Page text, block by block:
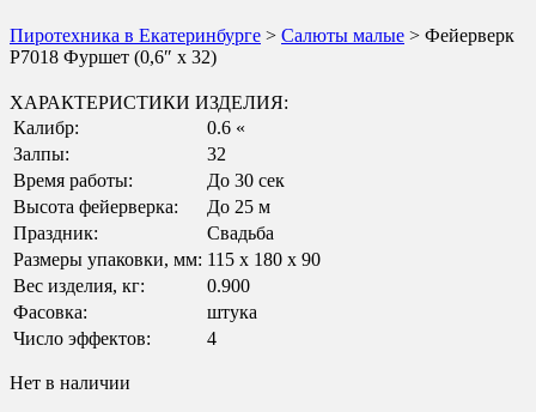
Пиротехника в Екатеринбурге > Салюты малые > Фейерверк
Р7018 Фуршет (0,6″ х 32)
ХАРАКТЕРИСТИКИ ИЗДЕЛИЯ:
Калибр:
0.6 «
Залпы:
32
Время работы:
До 30 сек
Высота фейерверка:
До 25 м
Праздник:
Свадьба
Размеры упаковки, мм: 115 х 180 х 90
Вес изделия, кг:
0.900
Фасовка:
штука
Число эффектов:
4
Нет в наличии